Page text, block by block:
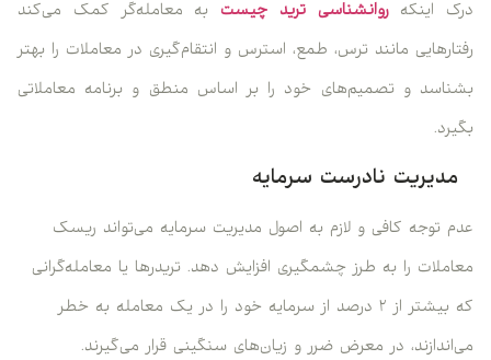
درک اینکهروانشناسی ترید چیست به معامله‌گر کمک می‌کند
رفتارهایی مانند ترس، طمع، استرس و انتقام‌گیری در معاملات را بهتر
بشناسد و تصمیم‌های خود را بر اساس منطق و برنامه معاملاتی
بگیرد.
مدیریت نادرست سرمایه
عدم توجه کافی و لازم به اصول مدیریت سرمایه می‌تواند ریسک
معاملات را به طرز چشمگیری افزایش دهد. تریدرها یا معامله‌گرانی
که بیشتر از ۲ درصد از سرمایه خود را در یک معامله به خطر
می‌اندازند، در معرض ضرر و زیان‌های سنگینی قرار می‌گیرند.